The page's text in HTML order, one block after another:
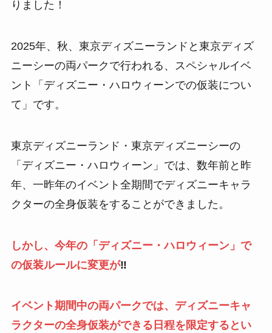
りました！
2025年、秋、東京ディズニーランドと東京ディズ
ニーシーの両パークで行われる、スペシャルイベ
ント「ディズニー・ハロウィーンでの仮装につい
て」です。
東京ディズニーランド・東京ディズニーシーの
「ディズニー・ハロウィーン」では、数年前と昨
年、一昨年のイベント全期間でディズニーキャラ
クターの全身仮装をすることができました。
しかし、今年の「ディズニー・ハロウィーン」で
の仮装ルールに変更が‼️
イベント期間中の両パークでは、ディズニーキャ
ラクターの全身仮装ができる日程を限定するとい